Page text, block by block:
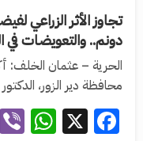
دونم.. والتعويضات في
الحرية – عثمان الخلف:
محافظة دير الزور،
X